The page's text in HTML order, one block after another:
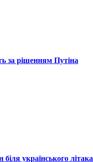
за рішенням Путіна
українського літака